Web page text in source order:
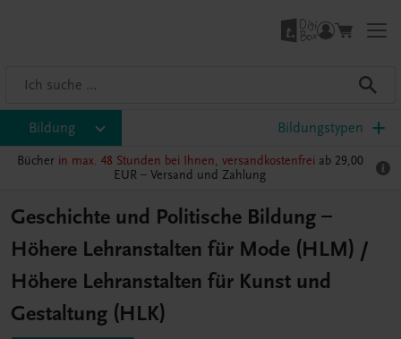
Bildung Bildungstypen
Bücher in max. 48 Stunden bei Ihnen, versandkostenfrei ab 29,00
EUR – Versand und Zahlung
Geschichte und Politische Bildung –
Höhere Lehranstalten für Mode (HLM) /
Höhere Lehranstalten für Kunst und
Gestaltung (HLK)